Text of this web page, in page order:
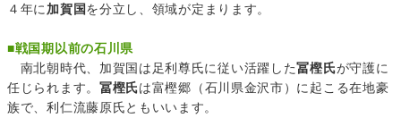
４年に 加賀国を分立し、領域が定まります。
■戦国期以前の石川県
南北朝時代、加賀国は足利尊氏に従い活躍した冨樫氏が守護に
任じられます。 冨樫氏は富樫郷（石川県金沢市）に起こる在地豪
族で、利仁流藤原氏ともいいます。